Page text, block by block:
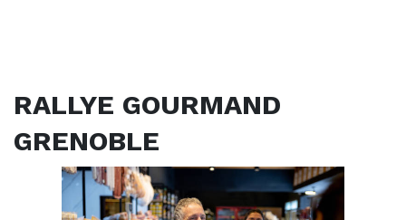
RALLYE GOURMAND
GRENOBLE